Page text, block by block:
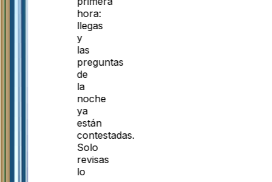
hora:
llegas
y
las
preguntas
de
la
noche
ya
están
contestadas.
Solo
revisas
lo